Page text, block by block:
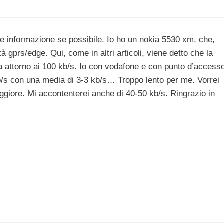
informazione se possibile. Io ho un nokia 5530 xm, che,
gprs/edge. Qui, come in altri articoli, viene detto che la
ai 100 kb/s. Io con vodafone e con punto
con una media di 3-3 kb/s… Troppo lento per me. Vorrei
Mi accontenterei anche di 40-50 kb/s. Ringrazio in